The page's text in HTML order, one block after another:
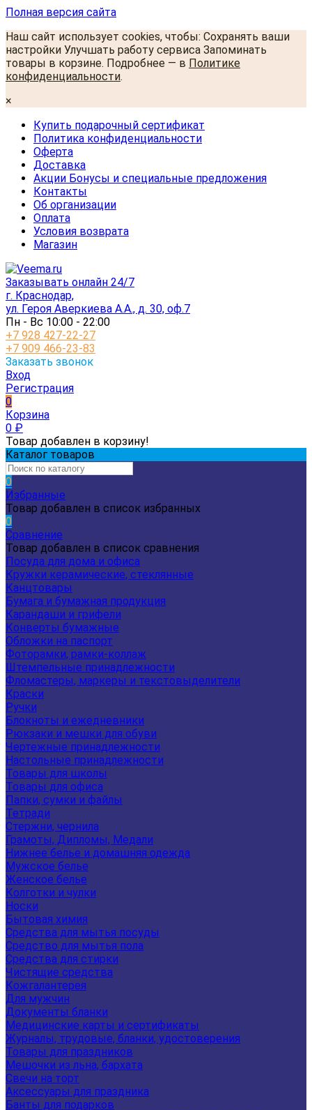
Полная версия сайта
Наш сайт использует cookies, чтобы: Сохранять ваши
настройки Улучшать работу сервиса Запоминать
товары в корзине. Подробнее — в Политике
конфиденциальности.
×
Купить подарочный сертификат
Политика конфиденциальности
Оферта
Доставка
Акции Бонусы и специальные предложения
Контакты
Об организации
Оплата
Условия возврата
Магазин
Заказывать онлайн 24/7
г. Краснодар,
ул. Героя Аверкиева А.А., д. 30, оф.7
Пн - Вс 10:00 - 22:00
+7 928 427-22-27
+7 909 466-23-83
Заказать звонок
Вход
Регистрация
0
Корзина
0 ₽
Товар добавлен в корзину!
Каталог товаров
0
Избранные
Товар добавлен в список избранных
0
Сравнение
Товар добавлен в список сравнения
Посуда для дома и офиса
Кружки керамические, стеклянные
Канцтовары
Бумага и бумажная продукция
Карандаши и грифели
Конверты бумажные
Обложки на паспорт
Фоторамки, рамки-коллаж
Штемпельные принадлежности
Фломастеры, маркеры и текстовыделители
Краски
Ручки
Блокноты и ежедневники
Рюкзаки и мешки для обуви
Чертежные принадлежности
Настольные принадлежности
Товары для школы
Товары для офиса
Папки, сумки и файлы
Тетради
Стержни, чернила
Грамоты, Дипломы, Медали
Нижнее белье и домашняя одежда
Мужское белье
Женское белье
Колготки и чулки
Носки
Бытовая химия
Средства для мытья посуды
Средство для мытья пола
Средства для стирки
Чистящие средства
Кожгалантерея
Для мужчин
Документы бланки
Медицинские карты и сертификаты
Журналы, трудовые, бланки, удостоверения
Товары для праздников
Мешочки из льна, бархата
Свечи на торт
Аксессуары для праздника
Банты для подарков